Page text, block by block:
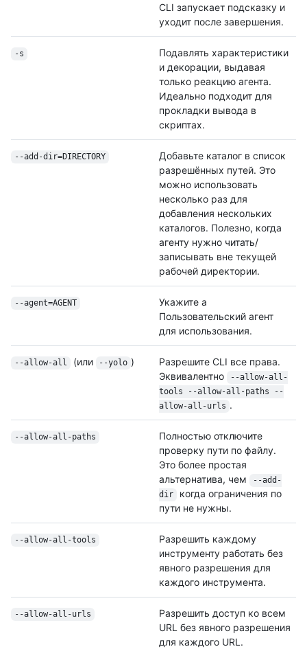
CLI запускает подсказку и
уходит после завершения.
-s
Подавлять характеристики
и декорации, выдавая
только реакцию агента.
Идеально подходит для
прокладки вывода в
скриптах.
--add-dir=DIRECTORY
Добавьте каталог в список
разрешённых путей. Это
можно использовать
несколько раз для
добавления нескольких
каталогов. Полезно, когда
агенту нужно читать/
записывать вне текущей
рабочей директории.
--agent=AGENT
Укажите a
Пользовательский агент
для использования.
--allow-all (или --yolo )
Разрешите CLI все права.
Эквивалентно
--allow-all-
tools --allow-all-paths --
allow-all-urls .
--allow-all-paths
Полностью отключите
проверку пути по файлу.
Это более простая
альтернатива, чем
--add-
dir
когда ограничения по
пути не нужны.
--allow-all-tools
Разрешить каждому
инструменту работать без
явного разрешения для
каждого инструмента.
--allow-all-urls
Разрешить доступ ко всем
URL без явного разрешения
для каждого URL.